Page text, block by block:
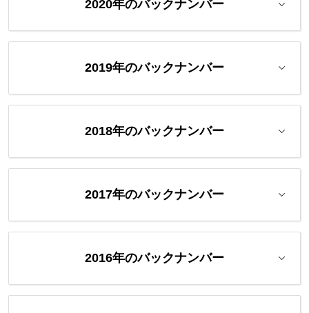
2020年のバックナンバー
2019年のバックナンバー
2018年のバックナンバー
2017年のバックナンバー
2016年のバックナンバー